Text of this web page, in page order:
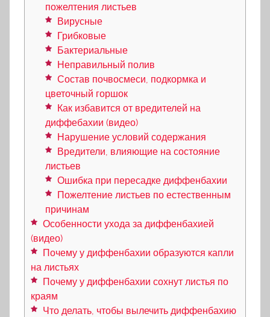
пожелтения листьев
Вирусные
Грибковые
Бактериальные
Неправильный полив
Состав почвосмеси, подкормка и
цветочный горшок
Как избавится от вредителей на
диффебахии (видео)
Нарушение условий содержания
Вредители, влияющие на состояние
листьев
Ошибка при пересадке диффенбахии
Пожелтение листьев по естественным
причинам
Особенности ухода за диффенбахией
(видео)
Почему у диффенбахии образуются капли
на листьях
Почему у диффенбахии сохнут листья по
краям
Что делать, чтобы вылечить диффенбахию